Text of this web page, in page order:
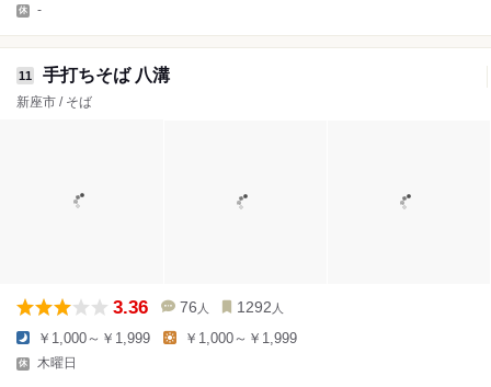
-
11 手打ちそば 八溝
新座市 / そば
3.36 76 人 1292 人
￥1,000～￥1,999 ￥1,000～￥1,999
木曜日